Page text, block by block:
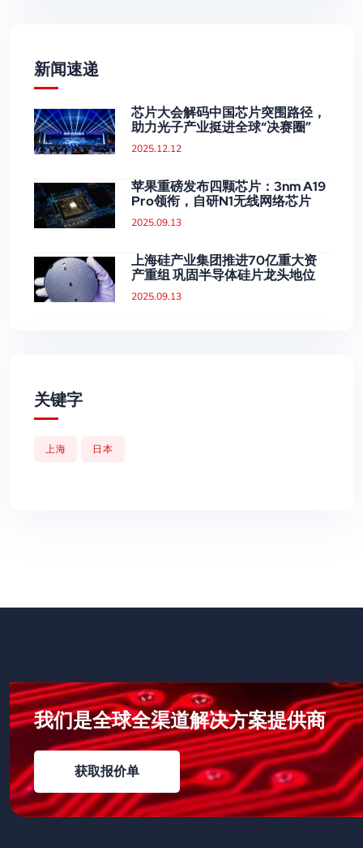
新闻速递
芯片大会解码中国芯片突围路径，
助力光子产业挺进全球“决赛圈”
2025.12.12
苹果重磅发布四颗芯片：3nm A19
Pro领衔，自研N1无线网络芯片
2025.09.13
上海硅产业集团推进70亿重大资
产重组 巩固半导体硅片龙头地位
2025.09.13
关键字
上海 日本
我们是全球全渠道解决方案提供商
获取报价单
获取报价单